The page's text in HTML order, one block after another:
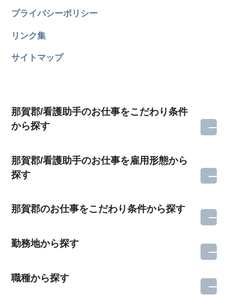
プライバシーポリシー
リンク集
サイトマップ
那賀郡/看護助手のお仕事をこだわり条件
から探す
那賀郡/看護助手のお仕事を雇用形態から
探す
那賀郡のお仕事をこだわり条件から探す
勤務地から探す
職種から探す